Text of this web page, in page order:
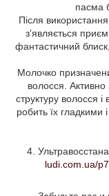
пасма
Після
з'являється
фантастичний
Молочко
волосся. Активно
структуру волосся
робить їх гладкими
4.
ludi.com.ua/